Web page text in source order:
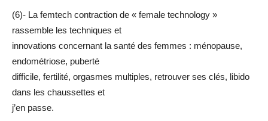
(6)- La femtech contraction de « female technology »
rassemble les techniques et
innovations concernant la santé des femmes : ménopause,
endométriose, puberté
difficile, fertilité, orgasmes multiples, retrouver ses clés, libido
dans les chaussettes et
j’en passe.